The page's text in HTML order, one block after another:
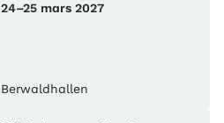
24–25 mars 2027
Berwaldhallen